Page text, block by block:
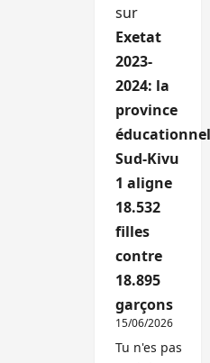
sur
Exetat
2023-
2024: la
province
Sud-Kivu
1 aligne
18.532
filles
contre
18.895
garçons
15/06/2026
Tu n'es pas